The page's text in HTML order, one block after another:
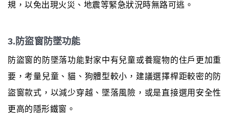
規，以免出現火災、地震等緊急狀況時無路可逃。
3.防盜窗防墜功能
防盜窗的防墜落功能對家中有兒童或養寵物的住戶更加重
要，考量兒童、貓、狗體型較小，建議選擇桿距較密的防
盜窗款式，以減少穿越、墜落風險，或是直接選用安全性
更高的隱形鐵窗。